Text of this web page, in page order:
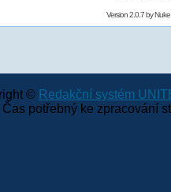
Version 2.0.7 by
© Redakční systém
Čas potřebný ke zpracování